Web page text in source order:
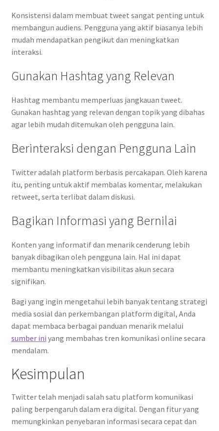
Konsistensi dalam membuat tweet sangat penting untuk
membangun audiens. Pengguna yang aktif biasanya lebih
mudah mendapatkan pengikut dan meningkatkan
interaksi.
Gunakan Hashtag yang Relevan
Hashtag membantu memperluas jangkauan tweet.
Gunakan hashtag yang relevan dengan topik yang dibahas
agar lebih mudah ditemukan oleh pengguna lain.
Berinteraksi dengan Pengguna Lain
Twitter adalah platform berbasis percakapan. Oleh karena
itu, penting untuk aktif membalas komentar, melakukan
retweet, serta terlibat dalam diskusi.
Bagikan Informasi yang Bernilai
Konten yang informatif dan menarik cenderung lebih
banyak dibagikan oleh pengguna lain. Hal ini dapat
membantu meningkatkan visibilitas akun secara
signifikan.
Bagi yang ingin mengetahui lebih banyak tentang strategi
media sosial dan perkembangan platform digital, Anda
dapat membaca berbagai panduan menarik melalui
sumber ini yang membahas tren komunikasi online secara
mendalam.
Kesimpulan
Twitter telah menjadi salah satu platform komunikasi
paling berpengaruh dalam era digital. Dengan fitur yang
memungkinkan penyebaran informasi secara cepat dan